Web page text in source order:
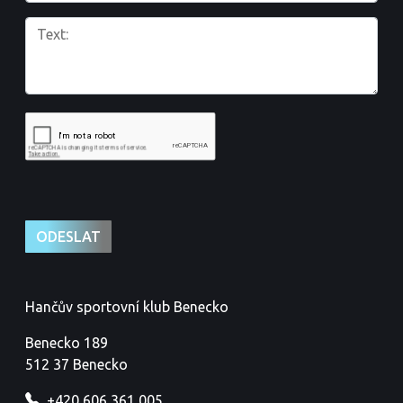
Hančův sportovní klub Benecko
Benecko 189
512 37 Benecko